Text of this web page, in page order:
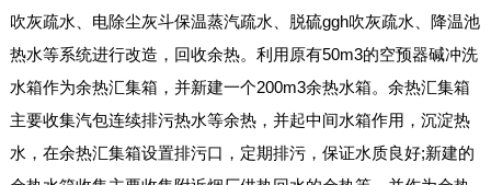
吹灰疏水、电除尘灰斗保温蒸汽疏水、脱硫ggh吹灰疏水、降温池
热水等系统进行改造，回收余热。利用原有50m3的空预器碱冲洗
水箱作为余热汇集箱，并新建一个200m3余热水箱。余热汇集箱
主要收集汽包连续排污热水等余热，并起中间水箱作用，沉淀热
水，在余热汇集箱设置排污口，定期排污，保证水质良好;新建的